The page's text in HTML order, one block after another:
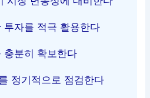
투자를 적극 활용한다
충분히 확보한다
정기적으로 점검한다